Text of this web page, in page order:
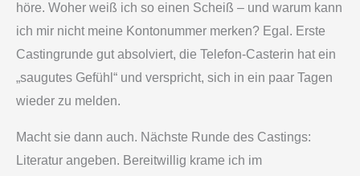
höre. Woher weiß ich so einen Scheiß – und warum kann
ich mir nicht meine Kontonummer merken? Egal. Erste
Castingrunde gut absolviert, die Telefon-Casterin hat ein
„saugutes Gefühl“ und verspricht, sich in ein paar Tagen
wieder zu melden.
Macht sie dann auch. Nächste Runde des Castings:
Literatur angeben. Bereitwillig krame ich im